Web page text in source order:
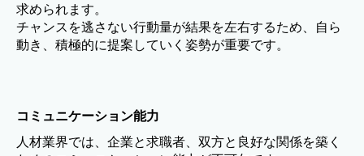
求められます。
チャンスを逃さない行動量が結果を左右するため、自ら
動き、積極的に提案していく姿勢が重要です。
コミュニケーション能力
人材業界では、企業と求職者、双方と良好な関係を築く